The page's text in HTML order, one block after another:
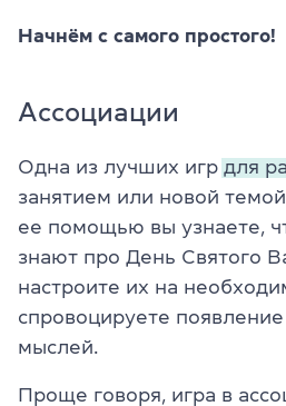
Начнём с самого простого!
Ассоциации
Одна из лучших игр для
занятием или новой
ее помощью вы узнаете,
знают про День Святого
настроите их на
спровоцируете
мыслей.
Проще говоря, игра в